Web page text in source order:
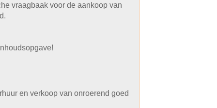
vraagbaak voor de aankoop van
en verkoop van onroerend goed